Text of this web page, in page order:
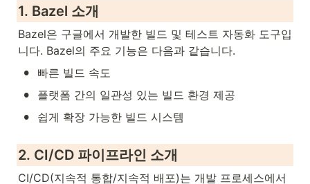
1. Bazel 소개
Bazel은 구글에서 개발한 빌드 및 테스트 자동화 도구입
니다. Bazel의 주요 기능은 다음과 같습니다.
• 빠른 빌드 속도
• 플랫폼 간의 일관성 있는 빌드 환경 제공
• 쉽게 확장 가능한 빌드 시스템
2. CI/CD 파이프라인 소개
CI/CD(지속적 통합/지속적 배포)는 개발 프로세스에서